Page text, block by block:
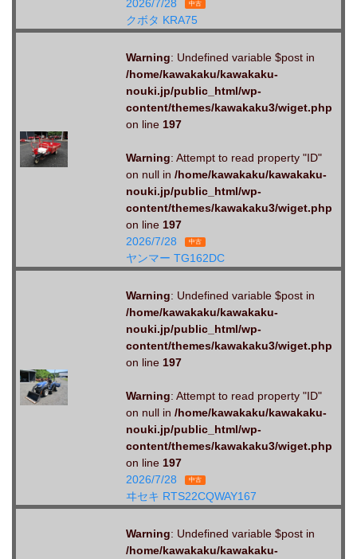
2026/7/28
中古
クボタ KRA75
Warning: Undefined variable $post in
/home/kawakaku/kawakaku-
nouki.jp/public_html/wp-
content/themes/kawakaku3/wiget.php
on line 197
Warning: Attempt to read property "ID"
on null in /home/kawakaku/kawakaku-
nouki.jp/public_html/wp-
content/themes/kawakaku3/wiget.php
on line 197
2026/7/28
中古
ヤンマー TG162DC
Warning: Undefined variable $post in
/home/kawakaku/kawakaku-
nouki.jp/public_html/wp-
content/themes/kawakaku3/wiget.php
on line 197
Warning: Attempt to read property "ID"
on null in /home/kawakaku/kawakaku-
nouki.jp/public_html/wp-
content/themes/kawakaku3/wiget.php
on line 197
2026/7/28
中古
ヰセキ RTS22CQWAY167
Warning: Undefined variable $post in
/home/kawakaku/kawakaku-